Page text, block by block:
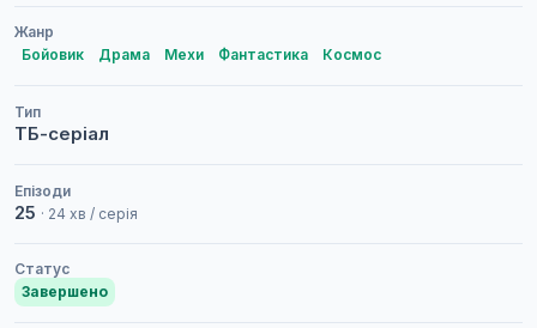
Жанр
Бойовик
Драма Мехи Фантастика Космос
Тип
ТБ-серіал
Епізоди
25 · 24 хв / серія
Статус
Завершено